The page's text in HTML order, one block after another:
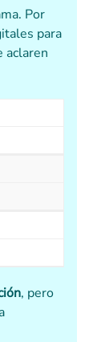
Por
para
aclaren
, pero